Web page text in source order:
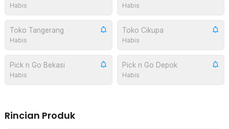
Habis Habis
Toko Tangerang
Habis
Toko Cikupa
Habis
Pick n Go Bekasi
Habis
Pick n Go Depok
Habis
Rincian Produk